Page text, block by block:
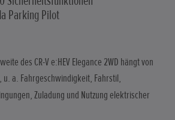
Parking Pilot
des CR-V e:HEV Elegance 2WD hängt von
a. Fahrgeschwindigkeit, Fahrstil,
Zuladung und Nutzung elektrischer